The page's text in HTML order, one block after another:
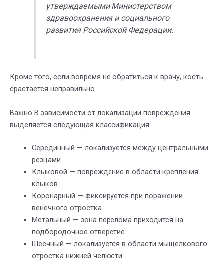
утверждаемыми Министерством
здравоохранения и социального
развития Российской Федерации.
Кроме того, если вовремя не обратиться к врачу, кость
срастается неправильно.
Важно В зависимости от локализации повреждения
выделяется следующая классификация:
Серединный — локализуется между центральными
резцами.
Клыковой — повреждение в области крепления
клыков.
Коронарный — фиксируется при поражении
венечного отростка.
Метальный — зона перелома приходится на
подбородочное отверстие.
Шеечный — локализуется в области мыщелкового
отростка нижней челюсти.